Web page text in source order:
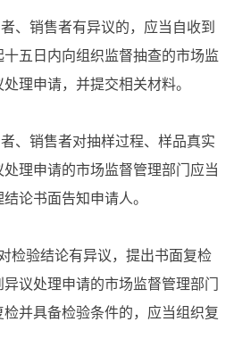
、销售者有异议的，应当自收到
五日内向组织监督抽查的市场监
理申请，并提交相关材料。
、销售者对抽样过程、样品真实
理申请的市场监督管理部门应当
论书面告知申请人。
检验结论有异议，提出书面复检
议处理申请的市场监督管理部门
并具备检验条件的，应当组织复